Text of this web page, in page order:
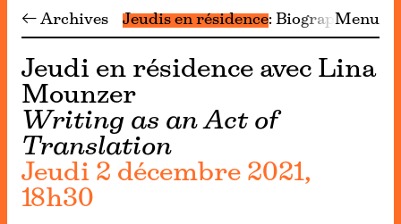
← Archives Jeudis en résidence BiographieMenu
Jeudi en résidence avec Lina
Mounzer
Writing as an Act of
Translation
Jeudi 2 décembre 2021,
18h30